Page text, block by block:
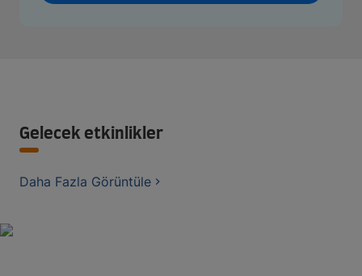
Gelecek etkinlikler
Daha Fazla Görüntüle